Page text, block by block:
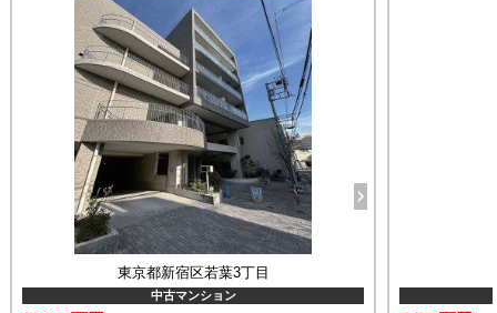
東京都新宿区若葉3丁目
中古マンション